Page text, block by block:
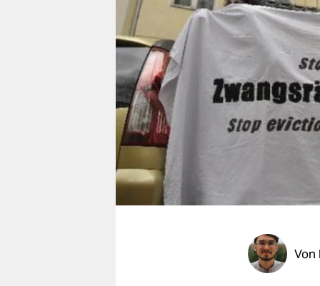
verlag
verlag
veranstaltungen
shop
fragen & hilfe
unterstützen
abo
genossenschaft
Von